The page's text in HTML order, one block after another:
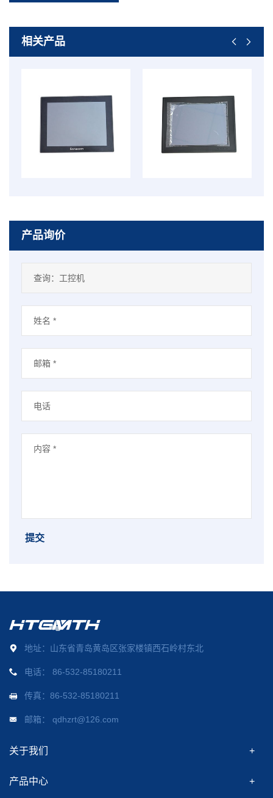
相关产品
产品询价
提交
地址：山东省青岛黄岛区张家楼镇西石岭村东北
电话： 86-532-85180211
传真：86-532-85180211
邮箱： qdhzrt@126.com
关于我们
产品中心